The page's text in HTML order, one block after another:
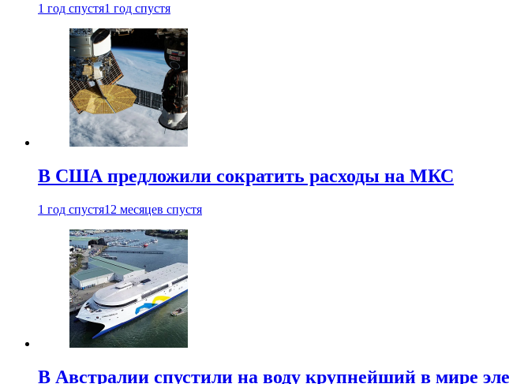
1 год спустя1 год спустя
В США предложили сократить расходы на МКС
1 год спустя12 месяцев спустя
В Австралии спустили на воду крупнейший в мире